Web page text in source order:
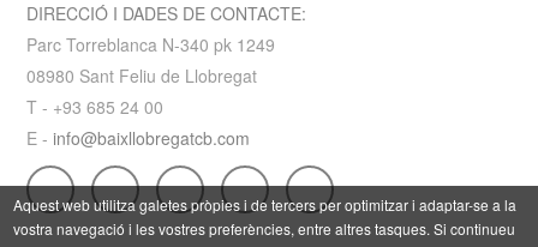
DIRECCIÓ I DADES DE CONTACTE:
Parc Torreblanca N-340 pk 1249
08980 Sant Feliu de Llobregat
T - +93 685 24 00
E - info@baixllobregatcb.com
Aquest web utilitza galetes pròpies i de tercers per optimitzar i adaptar-se a la
vostra navegació i les vostres preferències, entre altres tasques. Si continueu